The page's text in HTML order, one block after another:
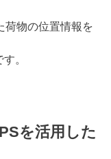
荷物の位置情報を
。
を活用した